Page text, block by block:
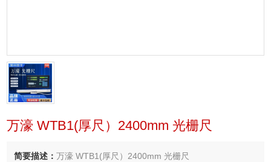
万濠 WTB1(厚尺）2400mm 光栅尺
简要描述：万濠 WTB1(厚尺）2400mm 光栅尺